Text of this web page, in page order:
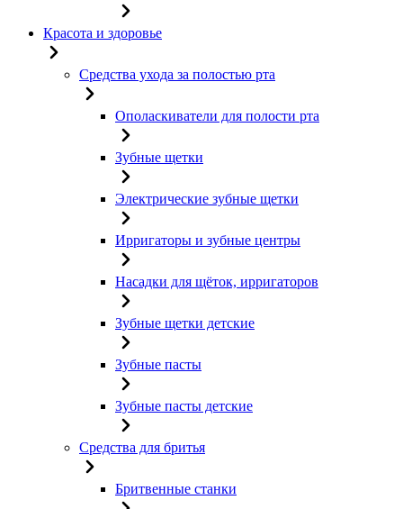
Красота и здоровье
Средства ухода за полостью рта
Ополаскиватели для полости рта
Зубные щетки
Электрические зубные щетки
Ирригаторы и зубные центры
Насадки для щёток, ирригаторов
Зубные щетки детские
Зубные пасты
Зубные пасты детские
Средства для бритья
Бритвенные станки